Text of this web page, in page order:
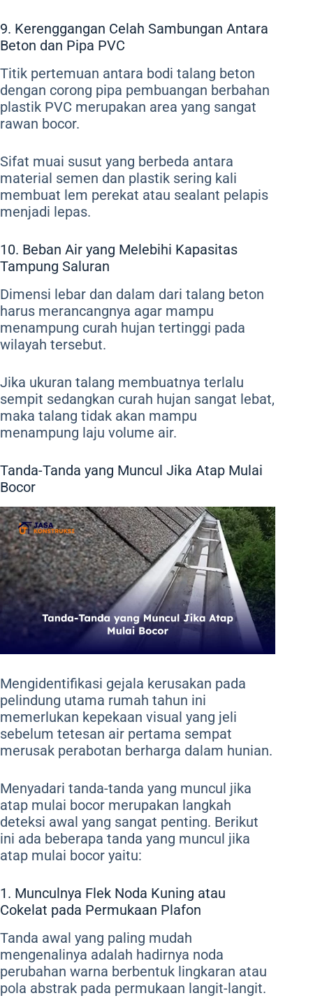
9. Kerenggangan Celah Sambungan Antara
Beton dan Pipa PVC
Titik pertemuan antara bodi talang beton
dengan corong pipa pembuangan berbahan
plastik PVC merupakan area yang sangat
rawan bocor.
Sifat muai susut yang berbeda antara
material semen dan plastik sering kali
membuat lem perekat atau sealant pelapis
menjadi lepas.
10. Beban Air yang Melebihi Kapasitas
Tampung Saluran
Dimensi lebar dan dalam dari talang beton
harus merancangnya agar mampu
menampung curah hujan tertinggi pada
wilayah tersebut.
Jika ukuran talang membuatnya terlalu
sempit sedangkan curah hujan sangat lebat,
maka talang tidak akan mampu
menampung laju volume air.
Tanda-Tanda yang Muncul Jika Atap Mulai
Bocor
Mengidentifikasi gejala kerusakan pada
pelindung utama rumah tahun ini
memerlukan kepekaan visual yang jeli
sebelum tetesan air pertama sempat
merusak perabotan berharga dalam hunian.
Menyadari tanda-tanda yang muncul jika
atap mulai bocor merupakan langkah
deteksi awal yang sangat penting. Berikut
ini ada beberapa tanda yang muncul jika
atap mulai bocor yaitu:
1. Munculnya Flek Noda Kuning atau
Cokelat pada Permukaan Plafon
Tanda awal yang paling mudah
mengenalinya adalah hadirnya noda
perubahan warna berbentuk lingkaran atau
pola abstrak pada permukaan langit-langit.